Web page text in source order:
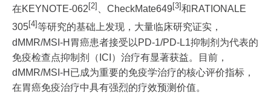
在KEYNOTE-062 [2] 、CheckMate649[3]和RATIONALE
305[4]等研究的基础上发现，大量临床研究证实，
dMMR/MSI-H胃癌患者接受以PD-1/PD-L1抑制剂为代表的
免疫检查点抑制剂（ICI）治疗有显著获益。目前，
dMMR/MSI-H已成为重要的免疫学治疗的核心评价指标，
在胃癌免疫治疗中具有强烈的疗效预测价值。